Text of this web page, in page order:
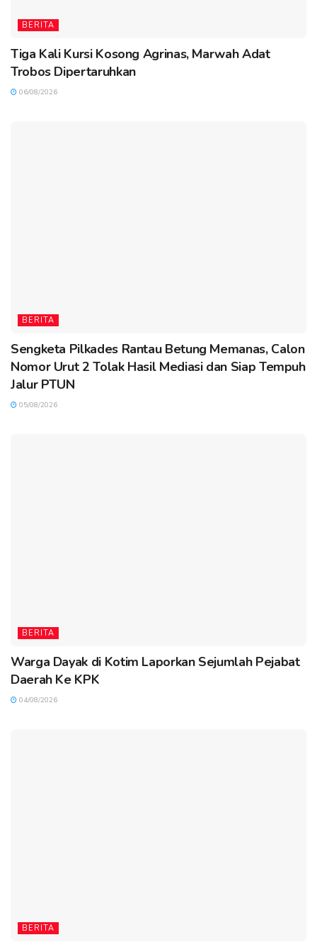
BERITA
Tiga Kali Kursi Kosong Agrinas, Marwah Adat
Trobos Dipertaruhkan
06/08/2026
BERITA
Sengketa Pilkades Rantau Betung Memanas, Calon
Nomor Urut 2 Tolak Hasil Mediasi dan Siap Tempuh
Jalur PTUN
05/08/2026
BERITA
Warga Dayak di Kotim Laporkan Sejumlah Pejabat
Daerah Ke KPK
04/08/2026
BERITA